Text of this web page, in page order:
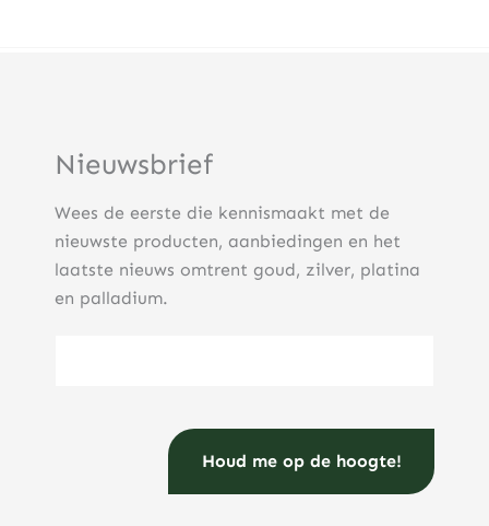
Nieuwsbrief
Wees de eerste die kennismaakt met de
nieuwste producten, aanbiedingen en het
laatste nieuws omtrent goud, zilver, platina
en palladium.